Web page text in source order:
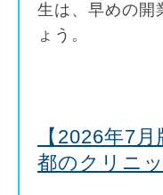
生は、早めの開
ょう。
【2026年7
都のクリニ